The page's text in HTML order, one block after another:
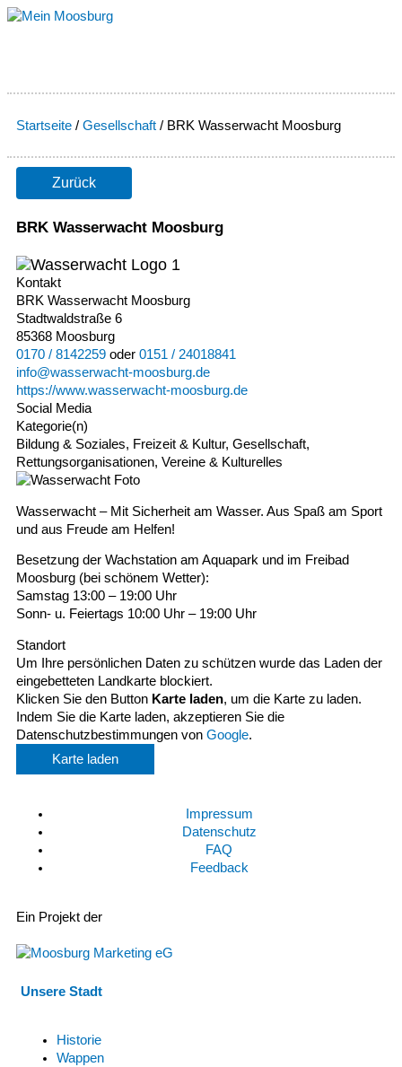
Zum
Inhalt
Startseite / Gesellschaft / BRK Wasserwacht Moosburg
BRK Wasserwacht Moosburg
Zurück
Kontakt
BRK Wasserwacht Moosburg
Stadtwaldstraße 6
85368 Moosburg
0170 / 8142259 oder 0151 / 24018841
info@wasserwacht-moosburg.de
https://www.wasserwacht-moosburg.de
Social Media
Kategorie(n)
Bildung & Soziales, Freizeit & Kultur, Gesellschaft,
Rettungsorganisationen, Vereine & Kulturelles
Wasserwacht – Mit Sicherheit am Wasser. Aus Spaß am Sport
und aus Freude am Helfen!
Besetzung der Wachstation am Aquapark und im Freibad
Moosburg (bei schönem Wetter):
Samstag 13:00 – 19:00 Uhr
Sonn- u. Feiertags 10:00 Uhr – 19:00 Uhr
Standort
Um Ihre persönlichen Daten zu schützen wurde das Laden der
eingebetteten Landkarte blockiert.
Klicken Sie den Button Karte laden, um die Karte zu laden.
Indem Sie die Karte laden, akzeptieren Sie die
Datenschutzbestimmungen von Google.
Karte laden
Ein Projekt der
Impressum
Datenschutz
FAQ
Feedback
Unsere Stadt
Historie
Wappen